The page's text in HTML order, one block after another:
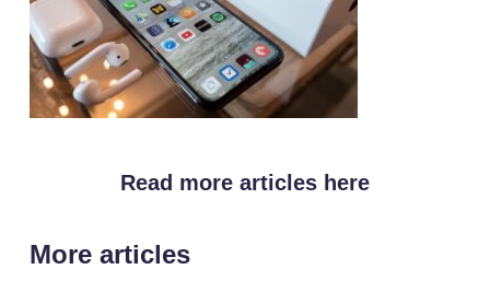
Read more articles here
More articles